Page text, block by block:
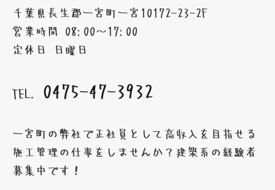
千葉県長生郡一宮町一宮10172-23-2F
営業時間 08:00～17:00
定休日 日曜日
TEL. 0475-47-3932
一宮町の弊社で正社員として高収入を目指せる
施工管理の仕事をしませんか？建築系の経験者
募集中です！